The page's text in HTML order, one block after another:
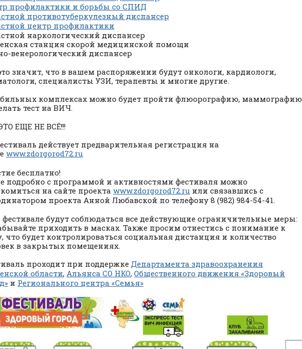
профилактики и борьбы со СПИД
противотуберкулезный диспансер
центр профилактики
наркологический диспансер
станция скорой медицинской помощи
венерологический диспансер
значит, что в вашем распоряжении будут онкологи, кардиологи,
специалисты УЗИ, терапевты и многие другие.
комплексах можно будет пройти флюорографию, маммографию
тест на ВИЧ.
ЕЩЕ НЕ ВСЁ!!!
действует предварительная регистрация на
www.zdorgorod72.ru
бесплатно!
подробно с программой и активностями фестиваля можно
на сайте проекта www.zdorgorod72.ru или связавшись с
проекта Анной Любавской по телефону 8 (982) 984-54-41.
фестивале будут соблюдаться все действующие ограничительные меры:
приходить в масках. Также просим отнестись с понимание к
что будет контролироваться социальная дистанция и количество
в закрытых помещениях.
проходит при поддержкеДепартамента здравоохранения
области, Альянса СО НКО, Общественного движения «Здоровый
и Регионального центра «Семья»